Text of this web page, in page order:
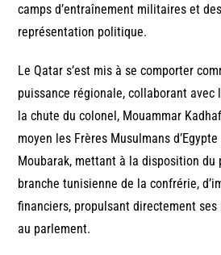
camps d’entraînement militaires et
représentation politique.
Le Qatar s’est mis à se comporter
puissance régionale, collaborant avec
la chute du colonel, Mouammar
moyen les Frères Musulmans
Moubarak, mettant à la disposition du
branche tunisienne de la confrérie,
financiers, propulsant directement
au parlement.